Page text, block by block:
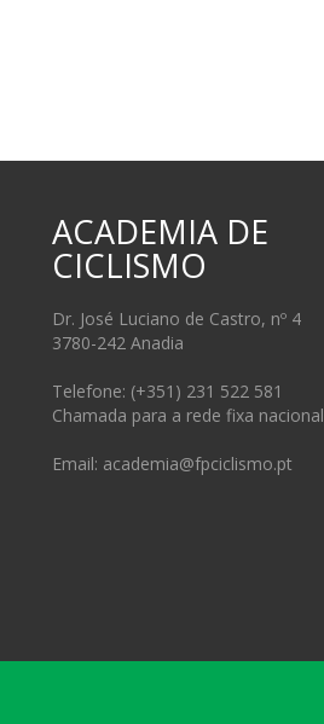
ACADEMIA DE
CICLISMO
Dr. José Luciano de Castro, nº 4
3780-242 Anadia
Telefone: (+351) 231 522 581
Chamada para a rede fixa nacional
Email: academia@fpciclismo.pt